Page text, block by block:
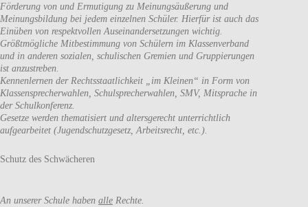
Förderung von und Ermutigung zu Meinungsäußerung und
Meinungsbildung bei jedem einzelnen Schüler. Hierfür ist auch das
Einüben von respektvollen Auseinandersetzungen wichtig.
Größtmögliche Mitbestimmung von Schülern im Klassenverband
und in anderen sozialen, schulischen Gremien und Gruppierungen
ist anzustreben.
Kennenlernen der Rechtsstaatlichkeit „im Kleinen“ in Form von
Klassensprecherwahlen, Schulsprecherwahlen, SMV, Mitsprache in
der Schulkonferenz.
Gesetze werden thematisiert und altersgerecht unterrichtlich
aufgearbeitet (Jugendschutzgesetz, Arbeitsrecht, etc.).
Schutz des Schwächeren
An unserer Schule haben alle Rechte.